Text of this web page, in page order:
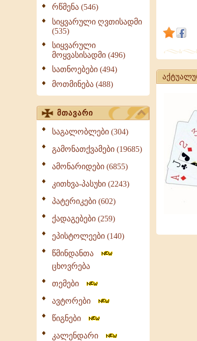
რწმენა (546)
სიყვარული ღვთისადმი
(535)
სიყვარული
მოყვასისადმი (496)
სათნოებები (494)
მოთმინება (488)
მთავარი
საგალობლები (304)
გამონათქვამები (19685)
ამონარიდები (6855)
კითხვა-პასუხი (2243)
პატერიკები (602)
ქადაგებები (259)
ეპისტოლეები (140)
წმინდანთა
ცხოვრება
თემები
ავტორები
წიგნები
კალენდარი
ჩვენც